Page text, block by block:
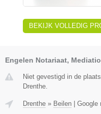
BEKIJK VOLLEDIG
Engelen Notariaat,
Niet gevestigd in de
Drenthe.
Drenthe » Beilen Google